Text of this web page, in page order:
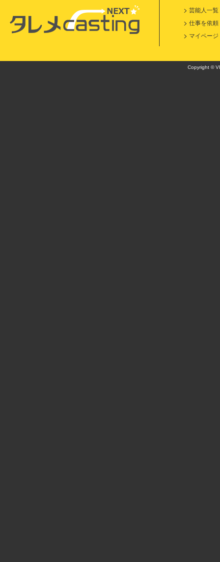
芸能人一覧
仕事を依頼
マイページ
Copyright ©